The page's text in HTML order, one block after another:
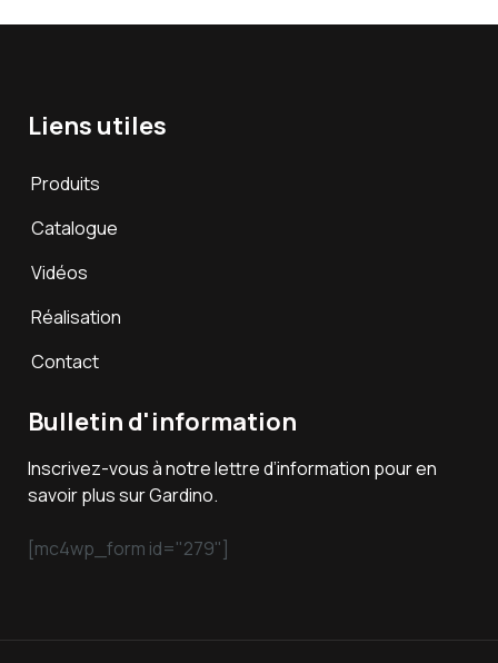
Liens utiles
Produits
Catalogue
Vidéos
Réalisation
Contact
Bulletin d'information
Inscrivez-vous à notre lettre d’information pour en
savoir plus sur Gardino.
[mc4wp_form id="279"]